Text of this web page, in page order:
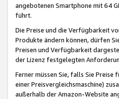
angebotenen Smartphone mit 64
führt.
Die Preise und die Verfügbarkeit
Produkte ändern können, dürfen
Preisen und Verfügbarkeit
der Lizenz festgelegten
Ferner müssen Sie, falls Sie
einer Preisvergleichsmaschine)
außerhalb der Amazon-Website